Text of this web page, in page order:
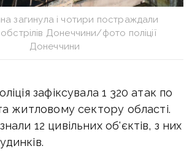
загинула і чотири постраждали
Донеччини/фото поліції
Донеччини
зафіксувала 1 320 атак по
житловому сектору області.
12 цивільних об'єктів, з них